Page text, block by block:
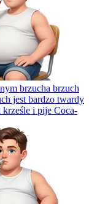
brzucha brzuch
jest bardzo twardy
krześle i pije Coca-